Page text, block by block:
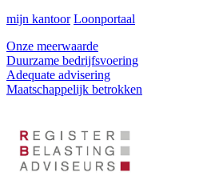
mijn kantoor Loonportaal
Onze meerwaarde
Duurzame bedrijfsvoering
Adequate advisering
Maatschappelijk betrokken